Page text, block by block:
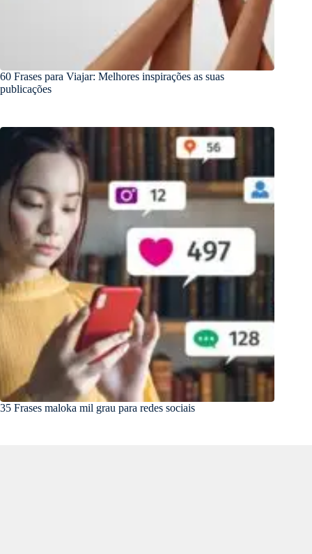
60 Frases para Viajar: Melhores inspirações as suas
publicações
35 Frases maloka mil grau para redes sociais